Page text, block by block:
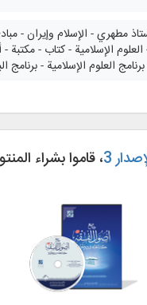
مطهري - الإسلام وإيران -
العلوم الإسلامية - كتاب -
العلوم الإسلامية -
3 ، قاموا بشراء